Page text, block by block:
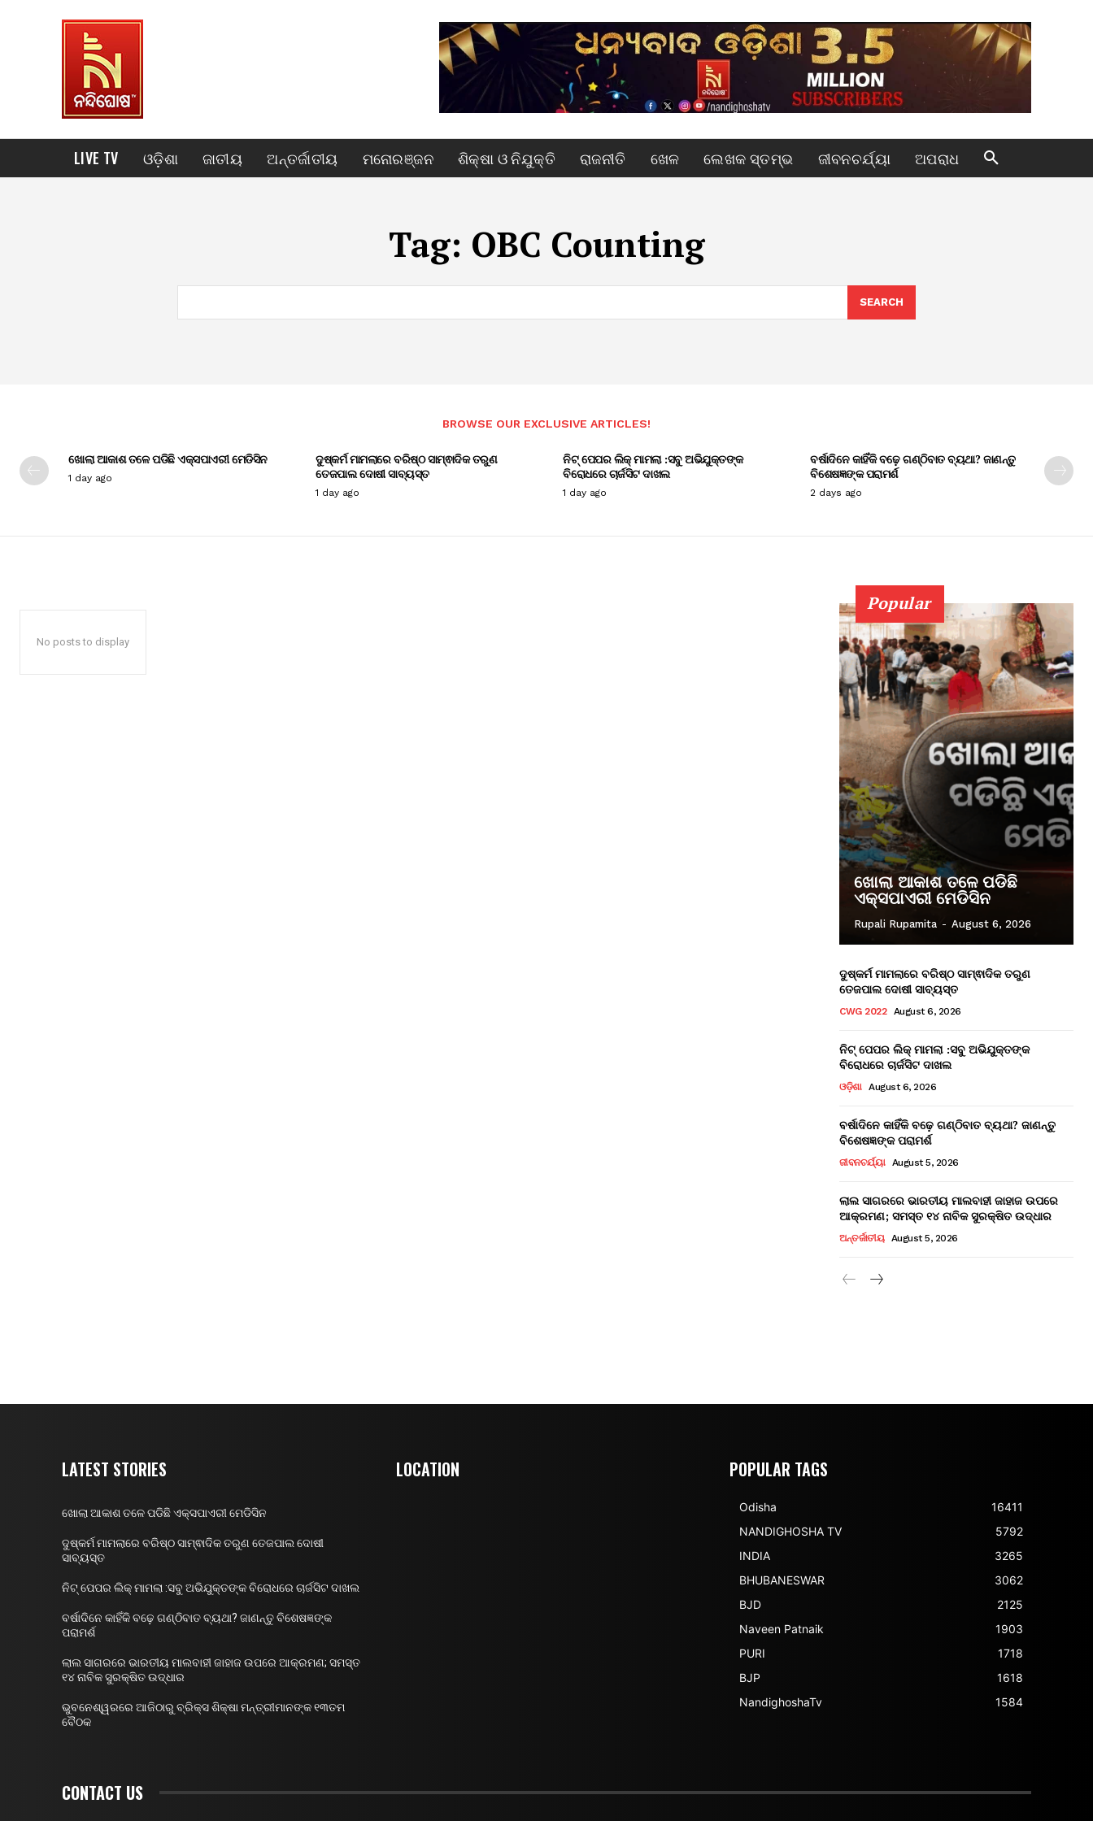
LIVE TV ଓଡ଼ିଶା ଜାତୀୟ ଅନ୍ତର୍ଜାତୀୟ ମନୋରଞ୍ଜନ ଶିକ୍ଷା ଓ ନିଯୁକ୍ତି ରାଜନୀତି ଖେଳ ଲେଖକ ସ୍ତମ୍ଭ ଜୀବନଚର୍ଯ୍ୟା ଅପରାଧ
Tag: OBC Counting
SEARCH
BROWSE OUR EXCLUSIVE ARTICLES!
ଖୋଲା ଆକାଶ ତଳେ ପଡିଛି ଏକ୍ସପାଏରୀ ମେଡିସିନ
1 day ago
ଦୁଷ୍କର୍ମ ମାମଲାରେ ବରିଷ୍ଠ ସାମ୍ଵାଦିକ ତରୁଣ
ତେଜପାଲ ଦୋଷୀ ସାବ୍ୟସ୍ତ
1 day ago
ନିଟ୍ ପେପର ଲିକ୍ ମାମଲା :ସବୁ ଅଭିଯୁକ୍ତଙ୍କ
ବିରୋଧରେ ଚାର୍ଜସିଟ ଦାଖଲ
1 day ago
ବର୍ଷାଦିନେ କାହିଁକି ବଢ଼େ ଗଣ୍ଠିବାତ ବ୍ୟଥା? ଜାଣନ୍ତୁ
ବିଶେଷଜ୍ଞଙ୍କ ପରାମର୍ଶ
2 days ago
No posts to display
Popular
ଖୋଲା ଆକାଶ ତଳେ ପଡିଛି
ଏକ୍ସପାଏରୀ ମେଡିସିନ
Rupali Rupamita - August 6, 2026
ଦୁଷ୍କର୍ମ ମାମଲାରେ ବରିଷ୍ଠ ସାମ୍ଵାଦିକ ତରୁଣ
ତେଜପାଲ ଦୋଷୀ ସାବ୍ୟସ୍ତ
CWG 2022 August 6, 2026
ନିଟ୍ ପେପର ଲିକ୍ ମାମଲା :ସବୁ ଅଭିଯୁକ୍ତଙ୍କ
ବିରୋଧରେ ଚାର୍ଜସିଟ ଦାଖଲ
ଓଡ଼ିଶା August 6, 2026
ବର୍ଷାଦିନେ କାହିଁକି ବଢ଼େ ଗଣ୍ଠିବାତ ବ୍ୟଥା? ଜାଣନ୍ତୁ
ବିଶେଷଜ୍ଞଙ୍କ ପରାମର୍ଶ
ଜୀବନଚର୍ଯ୍ୟା August 5, 2026
ଲାଲ ସାଗରରେ ଭାରତୀୟ ମାଲବାହୀ ଜାହାଜ ଉପରେ
ଆକ୍ରମଣ; ସମସ୍ତ ୧୪ ନାବିକ ସୁରକ୍ଷିତ ଉଦ୍ଧାର
ଅନ୍ତର୍ଜାତୀୟ August 5, 2026
LATEST STORIES
ଖୋଲା ଆକାଶ ତଳେ ପଡିଛି ଏକ୍ସପାଏରୀ ମେଡିସିନ
ଦୁଷ୍କର୍ମ ମାମଲାରେ ବରିଷ୍ଠ ସାମ୍ଵାଦିକ ତରୁଣ ତେଜପାଲ ଦୋଷୀ
ସାବ୍ୟସ୍ତ
ନିଟ୍ ପେପର ଲିକ୍ ମାମଲା :ସବୁ ଅଭିଯୁକ୍ତଙ୍କ ବିରୋଧରେ ଚାର୍ଜସିଟ ଦାଖଲ
ବର୍ଷାଦିନେ କାହିଁକି ବଢ଼େ ଗଣ୍ଠିବାତ ବ୍ୟଥା? ଜାଣନ୍ତୁ ବିଶେଷଜ୍ଞଙ୍କ
ପରାମର୍ଶ
ଲାଲ ସାଗରରେ ଭାରତୀୟ ମାଲବାହୀ ଜାହାଜ ଉପରେ ଆକ୍ରମଣ; ସମସ୍ତ
୧୪ ନାବିକ ସୁରକ୍ଷିତ ଉଦ୍ଧାର
ଭୁବନେଶ୍ୱରରେ ଆଜିଠାରୁ ବ୍ରିକ୍ସ ଶିକ୍ଷା ମନ୍ତ୍ରୀମାନଙ୍କ ୧୩ତମ
ବୈଠକ
LOCATION POPULAR TAGS
Odisha
16411
NANDIGHOSHA TV
5792
INDIA
3265
BHUBANESWAR
3062
BJD
2125
Naveen Patnaik
1903
PURI
1718
BJP
1618
NandighoshaTv
1584
CONTACT US